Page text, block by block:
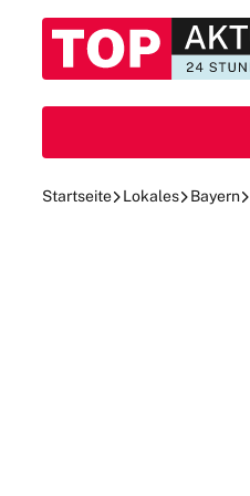
Startseite Lokales Bayern